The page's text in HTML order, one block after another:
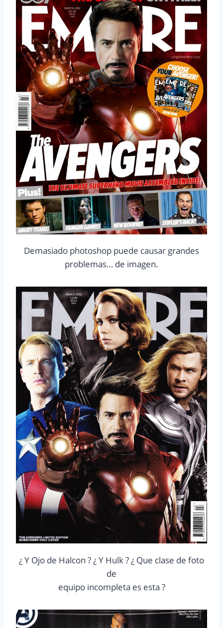
Demasiado photoshop puede causar grandes
problemas… de imagen.
¿ Y Ojo de Halcon ? ¿ Y Hulk ? ¿ Que clase de foto
de
equipo incompleta es esta ?